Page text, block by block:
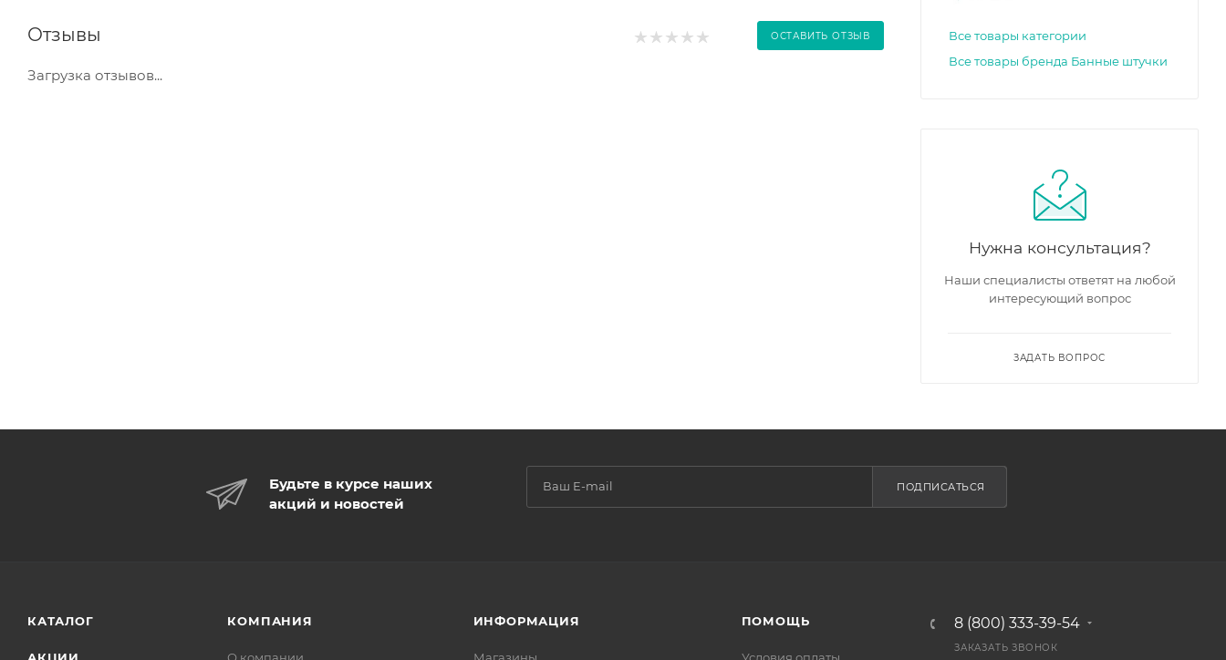
Отзывы ОСТАВИТЬ ОТЗЫВ
Загрузка отзывов...
Все товары категории
Все товары бренда Банные штучки
Нужна консультация?
Наши специалисты ответят на любой
интересующий вопрос
ЗАДАТЬ ВОПРОС
Будьте в курсе наших
акций и новостей
ПОДПИСАТЬСЯ
КАТАЛОГ КОМПАНИЯ ИНФОРМАЦИЯ ПОМОЩЬ 8 (800) 333-39-54
ЗАКАЗАТЬ ЗВОНОК